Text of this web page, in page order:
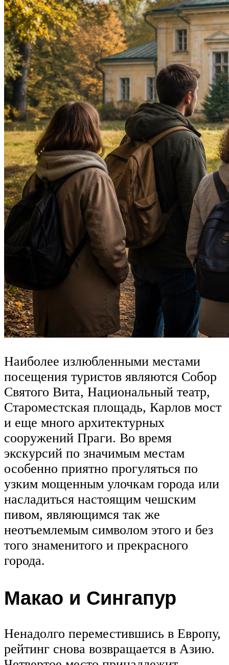
Наиболее излюбленными местами
посещения туристов являются Собор
Святого Вита, Национальный театр,
Староместская площадь, Карлов мост
и еще много архитектурных
сооружений Праги. Во время
экскурсий по значимым местам
особенно приятно прогуляться по
узким мощенным улочкам города или
насладиться настоящим чешским
пивом, являющимся так же
неотъемлемым символом этого и без
того знаменитого и прекрасного
города.
Макао и Сингапур
Ненадолго переместившись в Европу,
рейтинг снова возвращается в Азию.